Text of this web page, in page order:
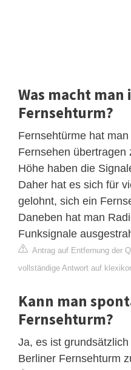
Was macht man
Fernsehturm?
Fernsehtürme hat
Fernsehen übertragen
Höhe haben die
Daher hat es sich für
gelohnt, sich ein
Daneben hat man
Funksignale
Antrag auf Entfernung der
vollständige Antwort auf
Kann man
Fernsehturm?
Ja, es ist
Berliner Fernsehturm